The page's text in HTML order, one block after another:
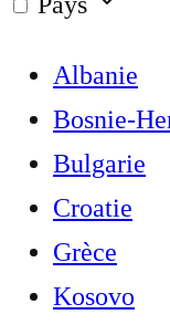
Albanie
Bosnie-
Bulgarie
Croatie
Grèce
Kosovo